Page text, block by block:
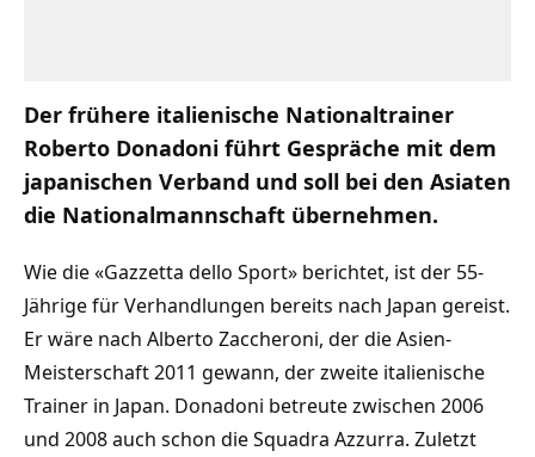
Der frühere italienische Nationaltrainer
Roberto Donadoni führt Gespräche mit dem
japanischen Verband und soll bei den Asiaten
die Nationalmannschaft übernehmen.
Wie die «Gazzetta dello Sport» berichtet, ist der 55-
Jährige für Verhandlungen bereits nach Japan gereist.
Er wäre nach Alberto Zaccheroni, der die Asien-
Meisterschaft 2011 gewann, der zweite italienische
Trainer in Japan. Donadoni betreute zwischen 2006
und 2008 auch schon die Squadra Azzurra. Zuletzt